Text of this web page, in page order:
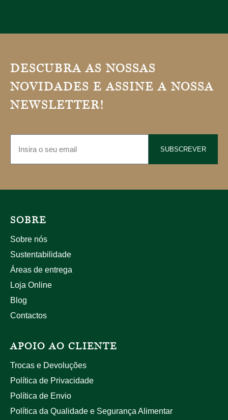
DESCUBRA AS NOSSAS
NOVIDADES E ASSINE A NOSSA
NEWSLETTER!
SUBSCREVER
SOBRE
Sobre nós
Sustentabilidade
Áreas de entrega
Loja Online
Blog
Contactos
APOIO AO CLIENTE
Trocas e Devoluções
Política de Privacidade
Política de Envio
Política da Qualidade e Segurança Alimentar